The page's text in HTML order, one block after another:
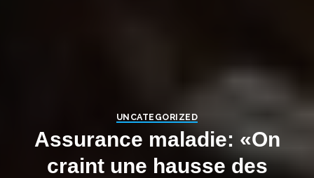
UNCATEGORIZED
Assurance maladie: «On
craint une hausse des